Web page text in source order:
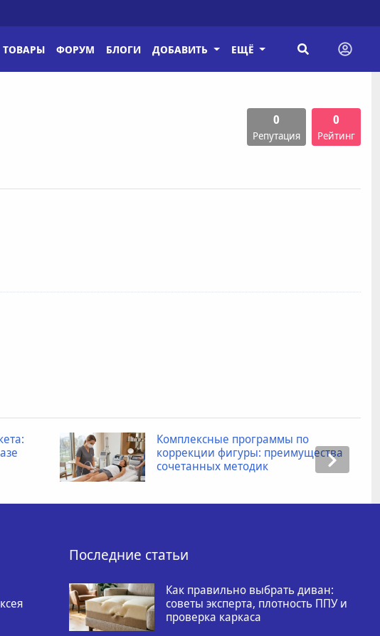
ТОВАРЫ ФОРУМ БЛОГИ ДОБАВИТЬ ЕЩЁ
0
Репутация
0
Рейтинг
Комплексные программы по
коррекции фигуры: преимущества
сочетанных методик
Последние статьи
Как правильно выбрать диван:
советы эксперта, плотность ППУ и
проверка каркаса